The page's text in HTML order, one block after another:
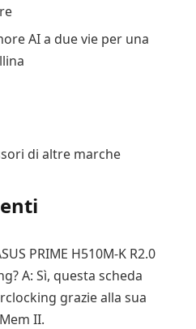
AI a due vie per una
di altre marche
PRIME H510M-K R2.0
A: Sì, questa scheda
grazie alla sua
II.